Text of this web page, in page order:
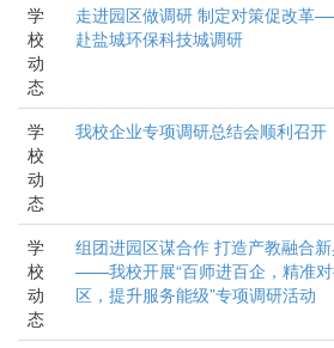
学
校
动
态
走进园区做调研 制定对策促改革
赴盐城环保科技城调研
学
校
动
态
我校企业专项调研总结会顺利召开
学
校
动
态
组团进园区谋合作 打造产教融合
——我校开展“百师进百企，精准
区，提升服务能级”专项调研活动